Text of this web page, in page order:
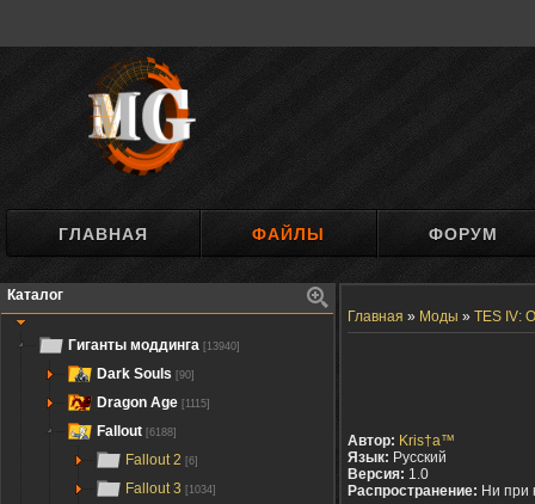
ГЛАВНАЯ ФАЙЛЫ ФОРУМ
Каталог
Гиганты моддинга [13940]
Dark Souls [90]
Dragon Age [1115]
Fallout [6188]
Fallout 2 [6]
Fallout 3 [1034]
Главная » Моды » TES IV:
Автор: Kris†a™
Язык: Русский
Версия: 1.0
Распространение: Ни при